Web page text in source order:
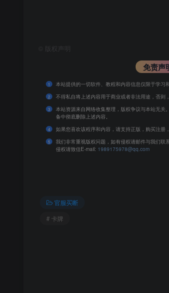
版权声明
免责声
1 本站提供的一切软件、教程和内容信息仅限于学习
2 不得私自将上述内容用于商业或者非法用途，否则
3
本站资源来自网络收集整理，版权争议与本站无关
备中彻底删除上述内容。
4 如果您喜欢该程序和内容，请支持正版，购买注册
5
我们非常重视版权问题，如有侵权请邮件与我们联
侵权请致信E-mail: 1989175978@qq.com
官服买断
# 卡牌